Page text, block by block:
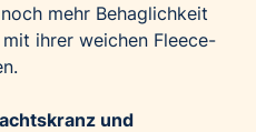
mehr Behaglichkeit
mit ihrer weichen Fleece-
und